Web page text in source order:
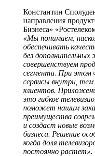
Константин
направления
Бизнеса»
«Мы понимаем,
обеспечивать
без
совершенствуем
сегмента. При этом
сервисы внутри, тем
клиентов.
это гибкое
поможет нашим
преимущества
и создаст новые
бизнеса. Решение
когда доля
постоянно растет».